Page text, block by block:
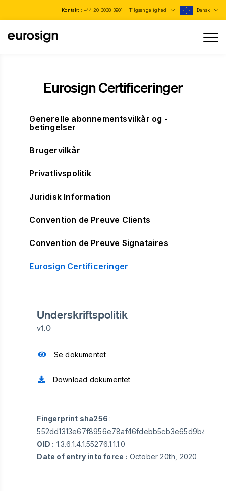
Kontakt :+44 20 3038 3901 Tilgængelighed Dansk
Eurosign Certificeringer
Generelle abonnementsvilkår og -
betingelser
Brugervilkår
Privatlivspolitik
Juridisk Information
Convention de Preuve Clients
Convention de Preuve Signataires
Eurosign Certificeringer
Underskriftspolitik
v1.0
Se dokumentet
Download dokumentet
Fingerprint sha256 :
OID : 1.3.6.1.4.1.55276.1.1.1.0
Date of entry into force : October 20th, 2020